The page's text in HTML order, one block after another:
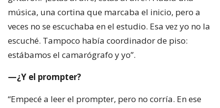
—¿Y el prompter?
“Empecé a leer el prompter, pero no corría. En ese
tiempo no lo movíamos nosotros, sino desde el
switch. Se quedó pegado. Entonces pensé que me
estaban jugando una broma, porque nada estaba
funcionando. Dije: ‘Me están hueveando’, y miré
hacia arriba, al monitor, para confirmar si